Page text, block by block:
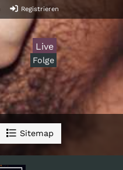
Registrieren
Live
Folge
Sitemap